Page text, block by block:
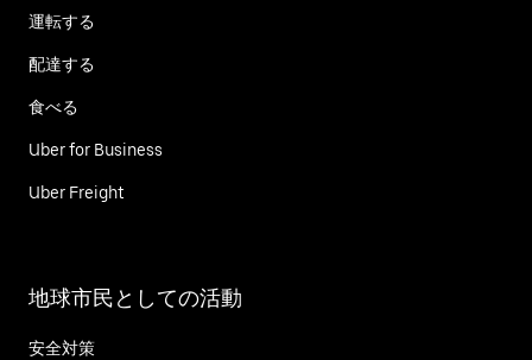
運転する
配達する
食べる
Uber for Business
Uber Freight
地球市民としての活動
安全対策